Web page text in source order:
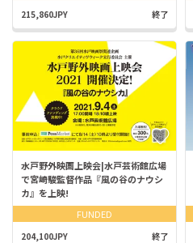
215,860JPY 終了
水戸野外映画上映会|水戸芸術館広場
で宮崎駿監督作品『風の谷のナウシ
カ』を上映!
FUNDED
204,100JPY 終了